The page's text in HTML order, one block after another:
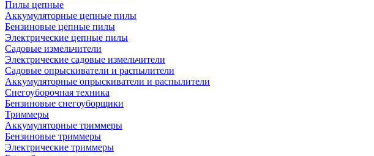
Пилы цепные
Аккумуляторные цепные пилы
Бензиновые цепные пилы
Электрические цепные пилы
Садовые измельчители
Электрические садовые измельчители
Садовые опрыскиватели и распылители
Аккумуляторные опрыскиватели и распылители
Снегоуборочная техника
Бензиновые снегоуборщики
Триммеры
Аккумуляторные триммеры
Бензиновые триммеры
Электрические триммеры